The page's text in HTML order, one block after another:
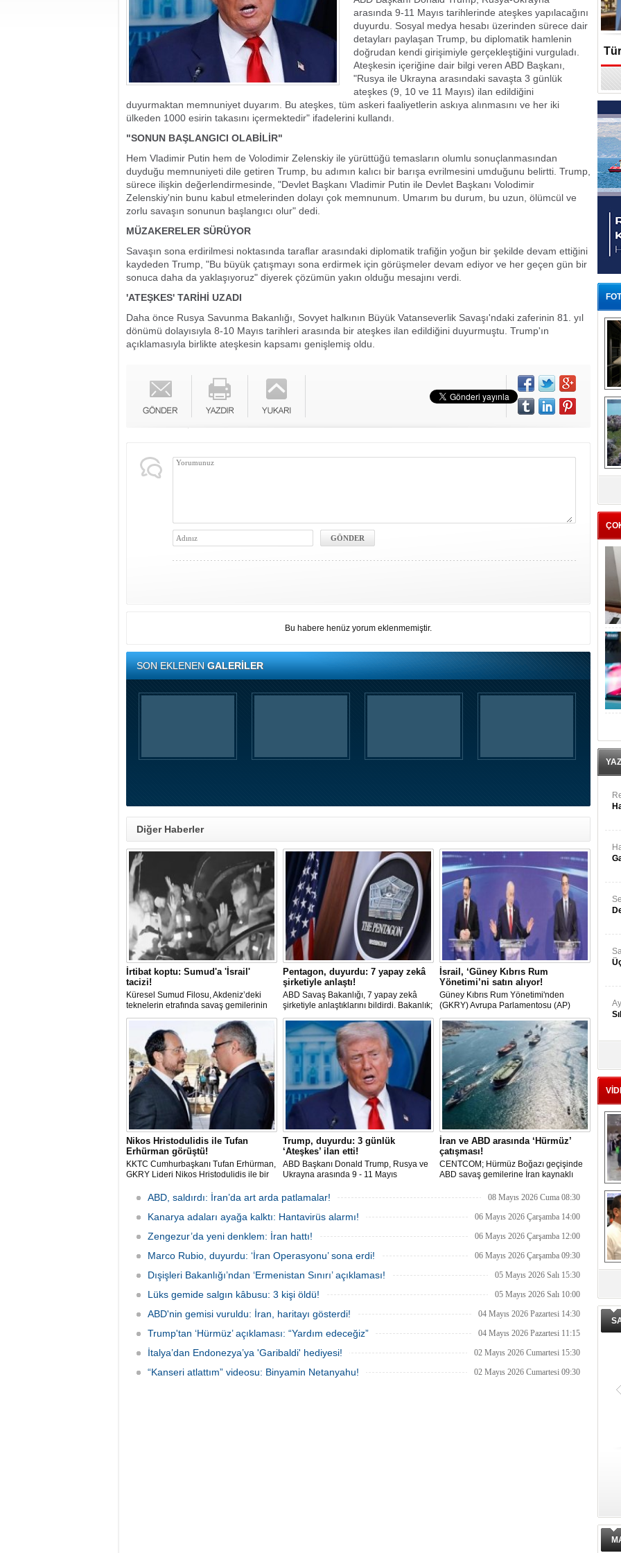
arasında 9-11 Mayıs tarihlerinde ateşkes yapılacağını
duyurdu. Sosyal medya hesabı üzerinden sürece dair
detayları paylaşan Trump, bu diplomatik hamlenin
doğrudan kendi girişimiyle gerçekleştiğini vurguladı.
Ateşkesin içeriğine dair bilgi veren ABD Başkanı,
"Rusya ile Ukrayna arasındaki savaşta 3 günlük
ateşkes (9, 10 ve 11 Mayıs) ilan edildiğini
duyurmaktan memnuniyet duyarım. Bu ateşkes, tüm askeri faaliyetlerin askıya alınmasını ve her iki
ülkeden 1000 esirin takasını içermektedir" ifadelerini kullandı.
"SONUN BAŞLANGICI OLABİLİR"
Hem Vladimir Putin hem de Volodimir Zelenskiy ile yürüttüğü temasların olumlu sonuçlanmasından
duyduğu memnuniyeti dile getiren Trump, bu adımın kalıcı bir barışa evrilmesini umduğunu belirtti. Trump,
sürece ilişkin değerlendirmesinde, "Devlet Başkanı Vladimir Putin ile Devlet Başkanı Volodimir
Zelenskiy'nin bunu kabul etmelerinden dolayı çok memnunum. Umarım bu durum, bu uzun, ölümcül ve
zorlu savaşın sonunun başlangıcı olur" dedi.
MÜZAKERELER SÜRÜYOR
Savaşın sona erdirilmesi noktasında taraflar arasındaki diplomatik trafiğin yoğun bir şekilde devam ettiğini
kaydeden Trump, "Bu büyük çatışmayı sona erdirmek için görüşmeler devam ediyor ve her geçen gün bir
sonuca daha da yaklaşıyoruz" diyerek çözümün yakın olduğu mesajını verdi.
'ATEŞKES' TARİHİ UZADI
Daha önce Rusya Savunma Bakanlığı, Sovyet halkının Büyük Vatanseverlik Savaşı'ndaki zaferinin 81. yıl
dönümü dolayısıyla 8-10 Mayıs tarihleri arasında bir ateşkes ilan edildiğini duyurmuştu. Trump'ın
açıklamasıyla birlikte ateşkesin kapsamı genişlemiş oldu.
Bu habere henüz yorum eklenmemiştir.
SON EKLENENGALERİLER
Diğer Haberler
İrtibat koptu: Sumud'a 'İsrail'
tacizi!
Küresel Sumud Filosu, Akdeniz’deki
teknelerin etrafında savaş gemilerinin
görüldüğünü ve İsrail ordusunun taciz
ettiği bir tekneyle irtibatlarının
koptuğunu bildirdi.
Pentagon, duyurdu: 7 yapay zekâ
şirketiyle anlaştı!
ABD Savaş Bakanlığı, 7 yapay zekâ
şirketiyle anlaştıklarını bildirdi. Bakanlık;
yapay zekâ teknolojisini bilgisayar
ağlarında ve savaş alanında kullanmayı
hedefliyor
İsrail, ‘Güney Kıbrıs Rum
Yönetimi’ni satın alıyor!
Güney Kıbrıs Rum Yönetimi'nden
(GKRY) Avrupa Parlamentosu (AP)
Bağımsız Milletvekili Fidias
PanayotuPanayotu, "İsrail, GKRY'yi
(Güney Kıbrıs Rum Yönetimini) satın
alıyor" uyarısı yaptı.
Nikos Hristodulidis ile Tufan
Erhürman görüştü!
KKTC Cumhurbaşkanı Tufan Erhürman,
GKRY Lideri Nikos Hristodulidis ile bir
verimli ve olumlu bir havada geçti" dedi.
Trump, duyurdu: 3 günlük
‘Ateşkes’ ilan etti!
ABD Başkanı Donald Trump, Rusya ve
Ukrayna arasında 9 - 11 Mayıs
edileceği 3 günlük bir 'Ateşkes' ilan
edildiğini duyurdu.
İran ve ABD arasında ‘Hürmüz’
çatışması!
CENTCOM; Hürmüz Boğazı geçişinde
ABD savaş gemilerine İran kaynaklı
engellendiğini açıkladı. Tehditlere
unsurlarının vurulduğu ve ABD
ABD, saldırdı: İran’da art arda patlamalar! 08 Mayıs 2026 Cuma 08:30
Kanarya adaları ayağa kalktı: Hantavirüs alarmı! 06 Mayıs 2026 Çarşamba 14:00
Zengezur’da yeni denklem: İran hattı! 06 Mayıs 2026 Çarşamba 12:00
Marco Rubio, duyurdu: ‘İran Operasyonu’ sona erdi! 06 Mayıs 2026 Çarşamba 09:30
Dışişleri Bakanlığı’ndan ‘Ermenistan Sınırı’ açıklaması! 05 Mayıs 2026 Salı 15:30
Lüks gemide salgın kâbusu: 3 kişi öldü! 05 Mayıs 2026 Salı 10:00
ABD'nin gemisi vuruldu: İran, haritayı gösterdi! 04 Mayıs 2026 Pazartesi 14:30
Trump'tan ‘Hürmüz’ açıklaması: “Yardım edeceğiz” 04 Mayıs 2026 Pazartesi 11:15
İtalya’dan Endonezya’ya 'Garibaldi' hediyesi! 02 Mayıs 2026 Cumartesi 15:30
“Kanseri atlattım” videosu: Binyamin Netanyahu! 02 Mayıs 2026 Cumartesi 09:30